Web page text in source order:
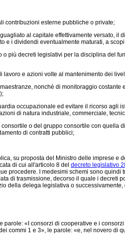
contribuzioni esterne pubbliche o private;
al capitale effettivamente versato, il
i dividendi eventualmente maturati, a
decreti legislativi per la disciplina del
e azioni volte al mantenimento dei
nonchè di monitoraggio
occupazionale ed evitare il ricorso agli
di natura industriale, commerciale,
o del gruppo consortile con quella
di contratti pubblici;
su proposta del Ministro delle imprese e
di cui all'articolo 8 del decreto legislativo
procedere. I medesimi schemi sono
di trasmissione, decorso il quale i decreti
della delega legislativa o
le parole: «I consorzi di cooperative e i
1 e 3», le parole: «e, nel novero di